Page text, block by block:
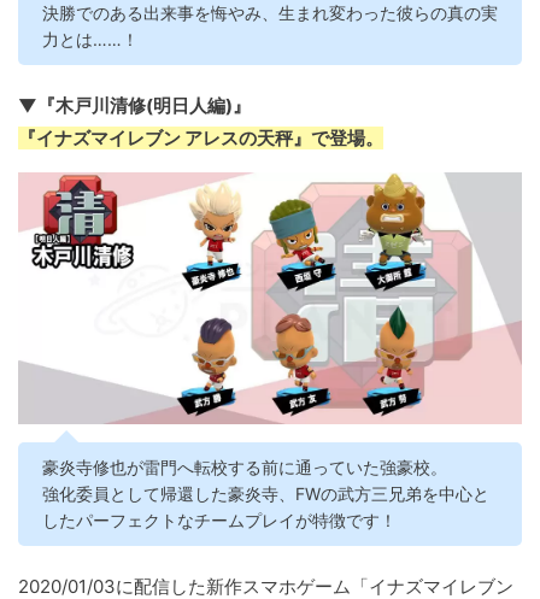
決勝でのある出来事を悔やみ、生まれ変わった彼らの真の実
力とは……！
▼『木戸川清修(明日人編)』
『イナズマイレブン アレスの天秤』で登場。
豪炎寺修也が雷門へ転校する前に通っていた強豪校。
強化委員として帰還した豪炎寺、FWの武方三兄弟を中心と
したパーフェクトなチームプレイが特徴です！
2020/01/03に配信した新作スマホゲーム「イナズマイレブン